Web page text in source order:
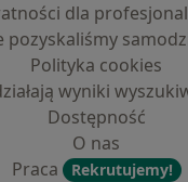
dla
pozyskaliśmy
Polityka cookies
wyniki
Dostępność
O nas
Praca
Rekrutujemy!